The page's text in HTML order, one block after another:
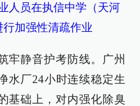
人员在执信中学（天河
加强性清疏作业
牢静音护考防线。广州
水厂24小时连续稳定生
基础上，对内强化除臭